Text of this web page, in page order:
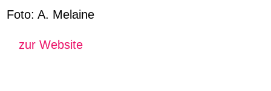
Foto: A. Melaine
zur Website